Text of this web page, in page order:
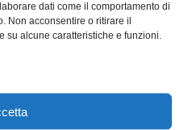
dati come il comportamento di
Non acconsentire o ritirare il
alcune caratteristiche e funzioni.